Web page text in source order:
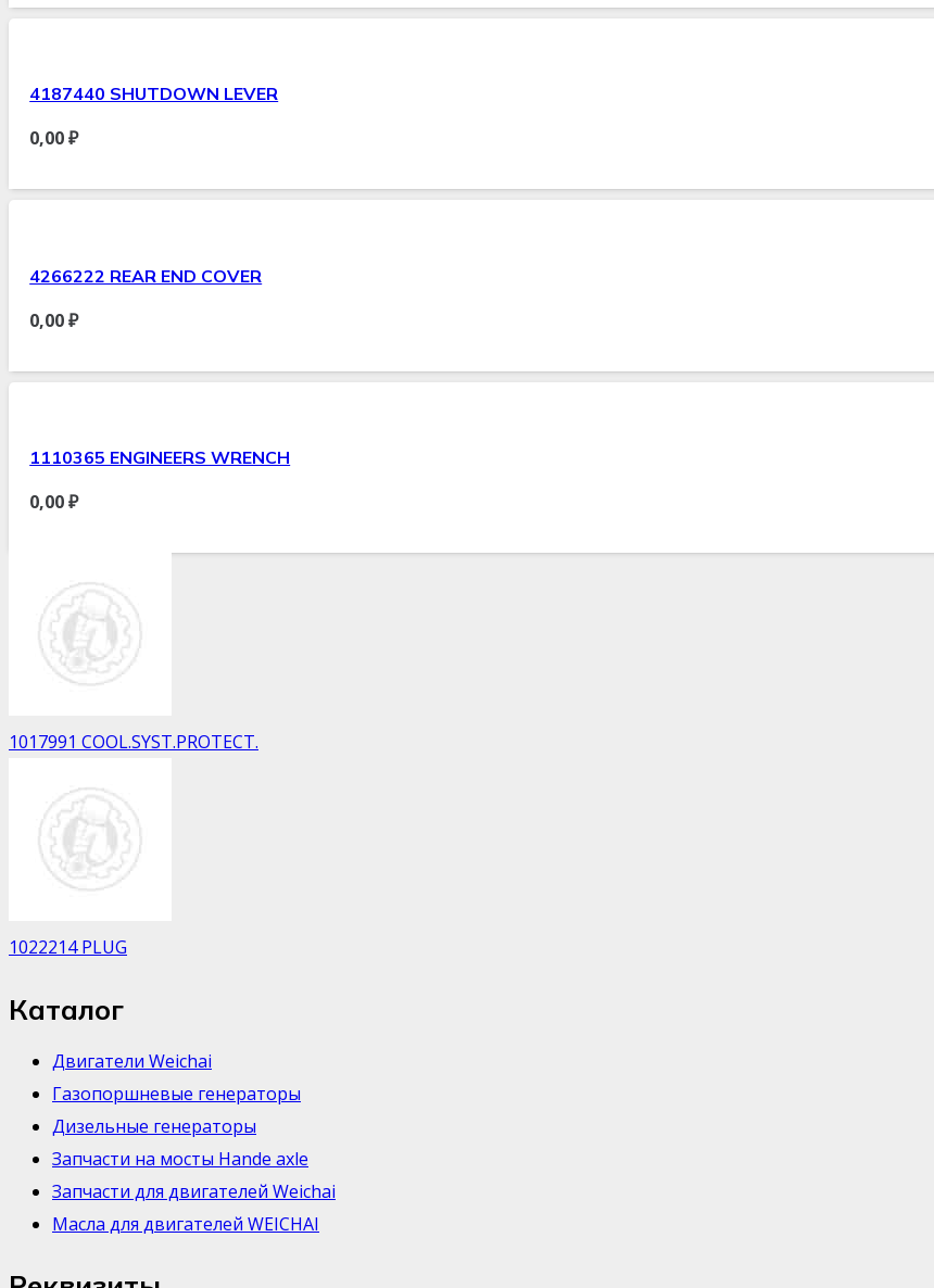
4187440 SHUTDOWN LEVER
0,00₽
4266222 REAR END COVER
0,00₽
1110365 ENGINEERS WRENCH
0,00₽
1017991 COOL.SYST.PROTECT.
1022214 PLUG
Каталог
Двигатели Weichai
Газопоршневые генераторы
Дизельные генераторы
Запчасти на мосты Hande axle
Запчасти для двигателей Weichai
Масла для двигателей WEICHAI